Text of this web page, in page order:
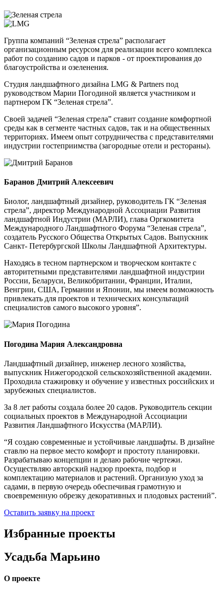
Группа компаний “Зеленая стрела” располагает
организационным ресурсом для реализации всего комплекса
работ по созданию садов и парков - от проектирования до
благоустройства и озеленения.
Студия ландшафтного дизайна LMG & Partners под
руководством Марии Погодиной является участником и
партнером ГК “Зеленая стрела”.
Своей задачей “Зеленая стрела” ставит создание комфортной
среды как в сегменте частных садов, так и на общественных
территориях. Имеем опыт сотрудничества с представителями
индустрии гостеприимства (загородные отели и рестораны).
Баранов Дмитрий Алексеевич
Биолог, ландшафтный дизайнер, руководитель ГК “Зеленая
стрела”, директор Международной Ассоциации Развития
ландшафтной Индустрии (МАРЛИ), глава Оргкомитета
Международного Ландшафтного Форума “Зеленая стрела”,
создатель Русского Общества Открытых Садов. Выпускник
Санкт- Петербургской Школы Ландшафтной Архитектуры.
Находясь в тесном партнерском и творческом контакте с
авторитетными представителями ландшафтной индустрии
России, Беларуси, Великобритании, Франции, Италии,
Венгрии, США, Германии и Японии, мы имеем возможность
привлекать для проектов и технических консультаций
специалистов самого высокого уровня”.
Погодина Мария Александровна
Ландшафтный дизайнер, инженер лесного хозяйства,
выпускник Нижегородской сельскохозяйственной академии.
Проходила стажировку и обучение у известных российских и
зарубежных специалистов.
За 8 лет работы создала более 20 садов. Руководитель секции
социальных проектов в Международной Ассоциации
Развития Ландшафтного Искусства (МАРЛИ).
“Я создаю современные и устойчивые ландшафты. В дизайне
ставлю на первое место комфорт и простоту планировки.
Разрабатываю концепции и делаю рабочие чертежи.
Осуществляю авторский надзор проекта, подбор и
комплектацию материалов и растений. Организую уход за
садами, в первую очередь обеспечивая грамотную и
своевременную обрезку декоративных и плодовых растений”.
Оставить заявку на проект
Избранные проекты
Усадьба Марьино
О проекте